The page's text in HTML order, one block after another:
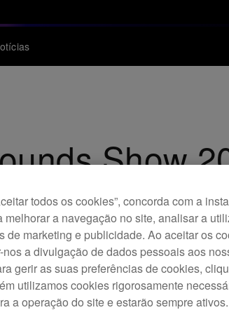
Show
todos os cookies”, concorda com a
melhorar a navegação no site, analisar a
de marketing e publicidade. Ao aceitar os
nos a divulgação de dados pessoais aos
gerir as suas preferências de cookies,
utilizamos cookies rigorosamente
a operação do site e estarão sempre